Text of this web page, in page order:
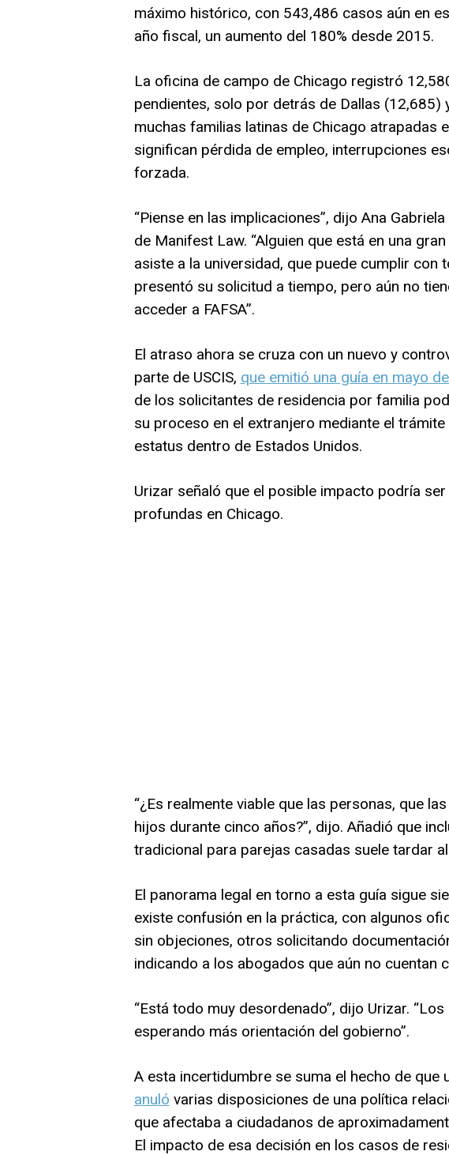
máximo histórico, con 543,486 casos aún en
año fiscal, un aumento del 180% desde 2015.
La oficina de campo de Chicago registró
pendientes, solo por detrás de Dallas (12,685)
muchas familias latinas de Chicago atrapadas
significan pérdida de empleo, interrupciones
forzada.
“Piense en las implicaciones”, dijo Ana
de Manifest Law. “Alguien que está en una
asiste a la universidad, que puede cumplir con
presentó su solicitud a tiempo, pero aún no
acceder a FAFSA”.
El atraso ahora se cruza con un nuevo y
parte de USCIS, que emitió una guía en mayo
de los solicitantes de residencia por familia
su proceso en el extranjero mediante el
estatus dentro de Estados Unidos.
Urizar señaló que el posible impacto podría
profundas en Chicago.
“¿Es realmente viable que las personas, que
hijos durante cinco años?”, dijo. Añadió que
tradicional para parejas casadas suele tardar
El panorama legal en torno a esta guía sigue
existe confusión en la práctica, con algunos
sin objeciones, otros solicitando
indicando a los abogados que aún no cuentan
“Está todo muy desordenado”, dijo Urizar.
esperando más orientación del gobierno”.
A esta incertidumbre se suma el hecho de que
anuló varias disposiciones de una política
que afectaba a ciudadanos de
El impacto de esa decisión en los casos de